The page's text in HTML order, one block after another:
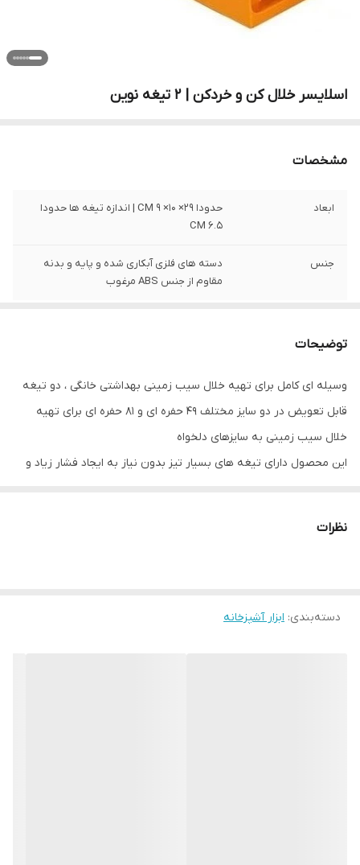
اسلایسر خلال کن و خردکن | 2 تیغه نوین
مشخصات
ابعاد
حدودا 29× 10× 9 CM | اندازه تیغه ها حدودا
6.5 CM
جنس
دسته های فلزی آبکاری شده و پایه و بدنه
مقاوم از جنس ABS مرغوب
توضیحات
وسیله ای کامل برای تهیه خلال سیب زمینی بهداشتی خانگی ، دو تیغه
قابل تعویض در دو سایز مختلف 49 حفره ای و 81 حفره ای برای تهیه
خلال سیب زمینی به سایزهای دلخواه
این محصول دارای تیغه های بسیار تیز بدون نیاز به ایجاد فشار زیاد و
نظرات
دسته‌بندی: ابزار آشپزخانه